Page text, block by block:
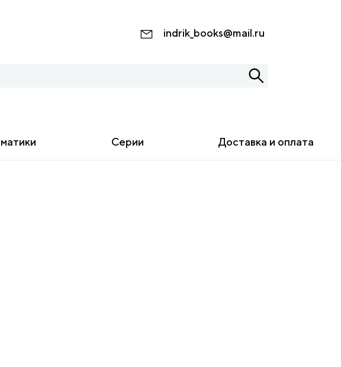
indrik_books@mail.ru
Серии Доставка и оплата